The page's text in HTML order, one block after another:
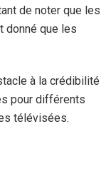
de noter que les
donné que les
à la crédibilité
pour différents
télévisées.